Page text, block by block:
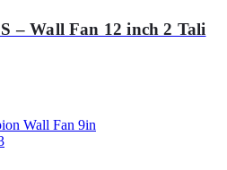
– Wall Fan 12 inch 2 Tali